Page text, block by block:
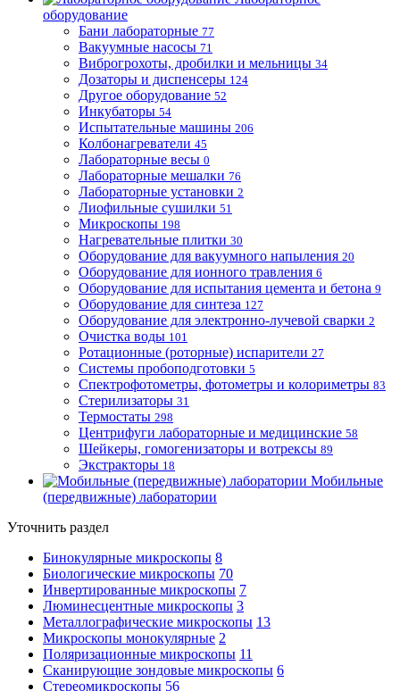
оборудование
Бани лабораторные 77
Вакуумные насосы 71
Виброгрохоты, дробилки и мельницы 34
Дозаторы и диспенсеры 124
Другое оборудование 52
Инкубаторы 54
Испытательные машины 206
Колбонагреватели 45
Лабораторные весы 0
Лабораторные мешалки 76
Лабораторные установки 2
Лиофильные сушилки 51
Микроскопы 198
Нагревательные плитки 30
Оборудование для вакуумного напыления 20
Оборудование для ионного травления 6
Оборудование для испытания цемента и бетона 9
Оборудование для синтеза 127
Оборудование для электронно-лучевой сварки 2
Очистка воды 101
Ротационные (роторные) испарители 27
Системы пробоподготовки 5
Спектрофотометры, фотометры и колориметры 83
Стерилизаторы 31
Термостаты 298
Центрифуги лабораторные и медицинские 58
Шейкеры, гомогенизаторы и вотрексы 89
Экстракторы 18
Мобильные
(передвижные) лаборатории
Уточнить раздел
Бинокулярные микроскопы 8
Биологические микроскопы 70
Инвертированные микроскопы 7
Люминесцентные микроскопы 3
Металлографические микроскопы 13
Микроскопы монокулярные 2
Поляризационные микроскопы 11
Сканирующие зондовые микроскопы 6
Стереомикроскопы 56